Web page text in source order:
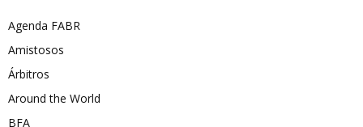
Agenda FABR
Amistosos
Árbitros
Around the World
BFA